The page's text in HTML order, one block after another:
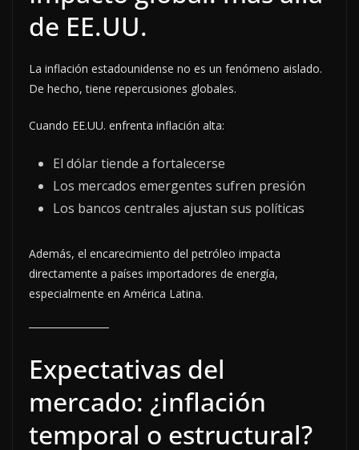
de EE.UU.
La inflación estadounidense no es un fenómeno aislado.
De hecho, tiene repercusiones globales.
Cuando EE.UU. enfrenta inflación alta:
El dólar tiende a fortalecerse
Los mercados emergentes sufren presión
Los bancos centrales ajustan sus políticas
Además, el encarecimiento del petróleo impacta
directamente a países importadores de energía,
especialmente en América Latina.
Expectativas del
mercado: ¿inflación
temporal o estructural?